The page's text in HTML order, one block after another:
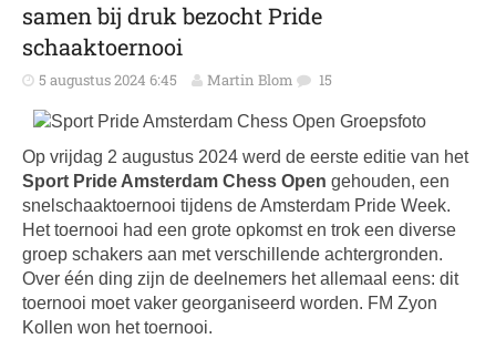
samen bij druk bezocht Pride
schaaktoernooi
5 augustus 2024 6:45 Martin Blom 15
Op vrijdag 2 augustus 2024 werd de eerste editie van het
Sport Pride Amsterdam Chess Open gehouden, een
snelschaak­toernooi tijdens de Amsterdam Pride Week.
Het toernooi had een grote opkomst en trok een diverse
groep schakers aan met verschillende achtergronden.
Over één ding zijn de deelnemers het allemaal eens: dit
toernooi moet vaker georganiseerd worden. FM Zyon
Kollen won het toernooi.